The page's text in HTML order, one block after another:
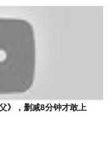
》，删减8分钟才敢上